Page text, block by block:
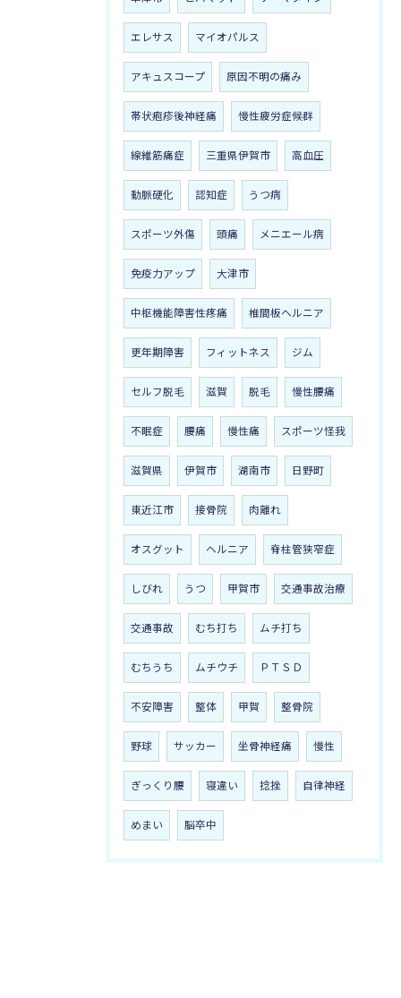
エレサス マイオパルス
アキュスコープ 原因不明の痛み
帯状疱疹後神経痛 慢性疲労症候群
線維筋痛症 三重県伊賀市 高血圧
動脈硬化 認知症 うつ病
スポーツ外傷 頭痛 メニエール病
免疫力アップ 大津市
中枢機能障害性疼痛 椎間板ヘルニア
更年期障害 フィットネス ジム
セルフ脱毛 滋賀 脱毛 慢性腰痛
不眠症 腰痛 慢性痛 スポーツ怪我
滋賀県 伊賀市 湖南市 日野町
東近江市 接骨院 肉離れ
オスグット ヘルニア 脊柱管狭窄症
しびれ うつ 甲賀市 交通事故治療
交通事故 むち打ち ムチ打ち
むちうち ムチウチ ＰＴＳＤ
不安障害 整体 甲賀 整骨院
野球 サッカー 坐骨神経痛 慢性
ぎっくり腰 寝違い 捻挫 自律神経
めまい 脳卒中